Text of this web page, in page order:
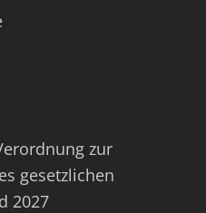
zur
gesetzlichen
2027